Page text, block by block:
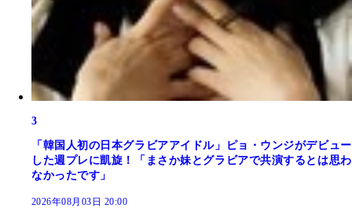
3
「韓国人初の日本グラビアアイドル」ピョ・ウンジがデビュー
した週プレに凱旋！「まさか妹とグラビアで共演するとは思わ
なかったです」
2026年08月03日 20:00